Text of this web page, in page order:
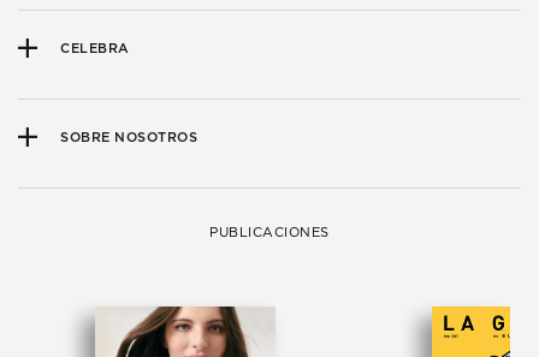
CELEBRA
SOBRE NOSOTROS
PUBLICACIONES